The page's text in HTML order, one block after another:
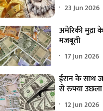
23 Jun 2026
अमेरिकी
मजबूती
17 Jun 2026
ईरान के
से रुपया उछला
12 Jun 2026